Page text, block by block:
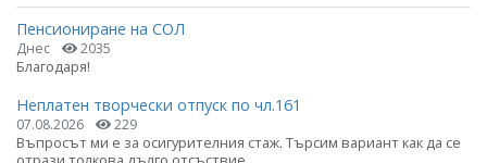
Пенсиониране на СОЛ
Днес 2035
Благодаря!
Неплатен творчески отпуск по чл.161
07.08.2026 229
Въпросът ми е за осигурителния стаж. Търсим вариант как да се